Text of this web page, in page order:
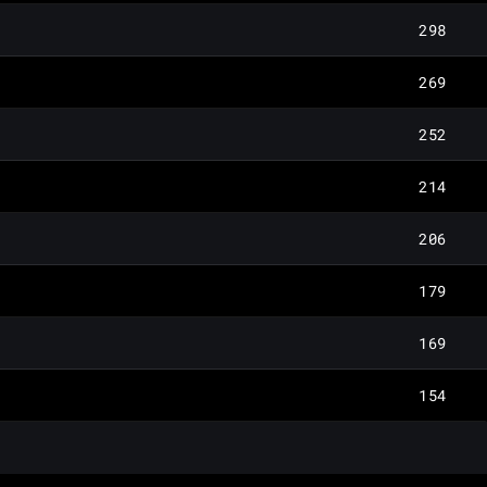
298
269
252
214
206
179
169
154